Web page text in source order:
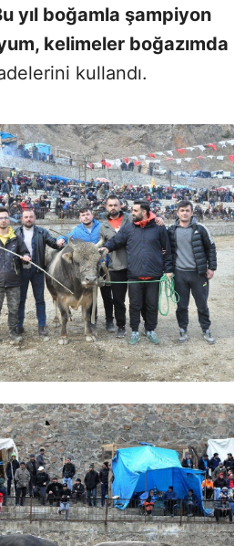
yıl boğamla şampiyon
kelimeler boğazımda
kullandı.